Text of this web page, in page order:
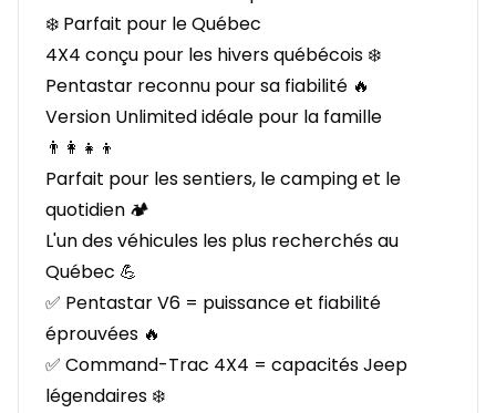
❄️ Parfait pour le Québec
4X4 conçu pour les hivers québécois ❄️
Pentastar reconnu pour sa fiabilité 🔥
Version Unlimited idéale pour la famille
👨‍👩‍👧‍👦
Parfait pour les sentiers, le camping et le
quotidien 🏕️
L'un des véhicules les plus recherchés au
Québec 💪
✅ Pentastar V6 = puissance et fiabilité
éprouvées 🔥
✅ Command-Trac 4X4 = capacités Jeep
légendaires ❄️